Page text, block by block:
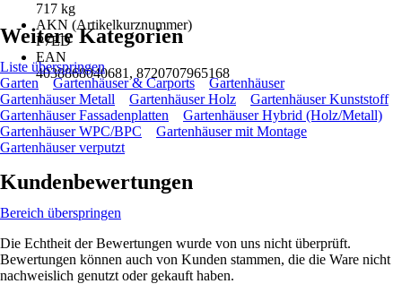
717 kg
AKN (Artikelkurznummer)
P7ED
EAN
4038868040681, 8720707965168
Weitere Kategorien
Liste überspringen
Garten
Gartenhäuser & Carports
Gartenhäuser
Gartenhäuser Metall
Gartenhäuser Holz
Gartenhäuser Kunststoff
Gartenhäuser Fassadenplatten
Gartenhäuser Hybrid (Holz/Metall)
Gartenhäuser WPC/BPC
Gartenhäuser mit Montage
Gartenhäuser verputzt
Kundenbewertungen
Bereich überspringen
Die Echtheit der Bewertungen wurde von uns nicht überprüft.
Bewertungen können auch von Kunden stammen, die die Ware nicht
nachweislich genutzt oder gekauft haben.